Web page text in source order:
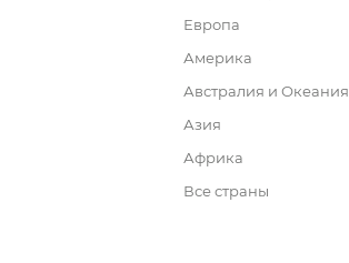
Европа
Америка
Австралия и Океания
Азия
Африка
Все страны